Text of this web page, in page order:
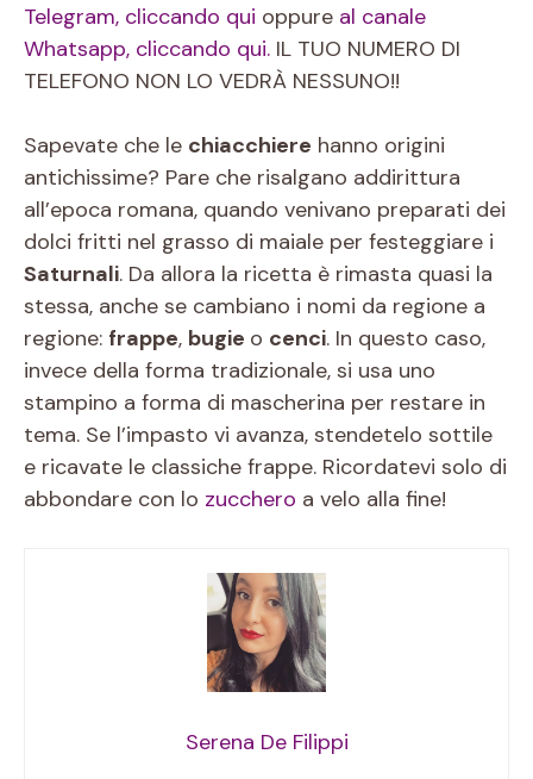
Telegram, cliccando qui oppure al canale
Whatsapp, cliccando qui. IL TUO NUMERO DI
TELEFONO NON LO VEDRÀ NESSUNO!!
Sapevate che le chiacchiere hanno origini
antichissime? Pare che risalgano addirittura
all’epoca romana, quando venivano preparati dei
dolci fritti nel grasso di maiale per festeggiare i
Saturnali. Da allora la ricetta è rimasta quasi la
stessa, anche se cambiano i nomi da regione a
regione: frappe, bugie o cenci. In questo caso,
invece della forma tradizionale, si usa uno
stampino a forma di mascherina per restare in
tema. Se l’impasto vi avanza, stendetelo sottile
e ricavate le classiche frappe. Ricordatevi solo di
abbondare con lo zucchero a velo alla fine!
Serena De Filippi